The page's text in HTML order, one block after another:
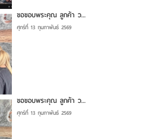
ขอขอบพระคุณ ลูกค้า ว...
ศุกร์ที่ 13 กุมภาพันธ์ 2569
ขอขอบพระคุณ ลูกค้า ว...
ศุกร์ที่ 13 กุมภาพันธ์ 2569